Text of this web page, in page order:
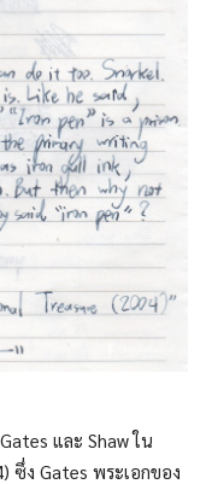
และ Shaw ใน
ซึ่ง Gates พระเอกของ